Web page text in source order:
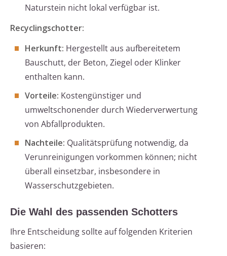
Naturstein nicht lokal verfügbar ist.
Recyclingschotter:
Herkunft: Hergestellt aus aufbereitetem
Bauschutt, der Beton, Ziegel oder Klinker
enthalten kann.
Vorteile: Kostengünstiger und
umweltschonender durch Wiederverwertung
von Abfallprodukten.
Nachteile: Qualitätsprüfung notwendig, da
Verunreinigungen vorkommen können; nicht
überall einsetzbar, insbesondere in
Wasserschutzgebieten.
Die Wahl des passenden Schotters
Ihre Entscheidung sollte auf folgenden Kriterien
basieren: